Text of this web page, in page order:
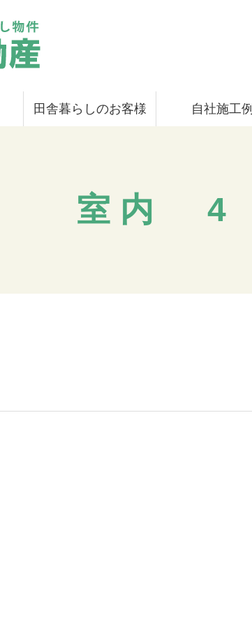
田舎暮らしのお客様 自社施工例
室内 4